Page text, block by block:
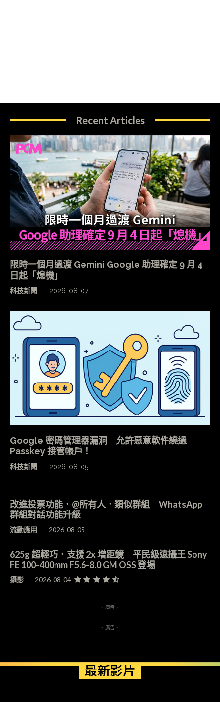
Recent Articles
限時一個月過渡 Gemini Google 助理確定 9 月 4
日起「熄機」
科技新聞 2026-08-07
Google 密碼管理器漏洞 允許惡意軟件繞過
Passkey 接管帳戶！
科技新聞 2026-08-05
改進投票功能．@所有人．類似群組 WhatsApp
群組對話功能升級
流動應用 2026-08-05
625g 超輕巧．支援 2x 增距鏡 平民級遠攝王 Sony
FE 100-400mm F5.6-8.0 GM OSS 登場
攝影 2026-08-04
- 廣告 -
- 廣告 -
最新影片